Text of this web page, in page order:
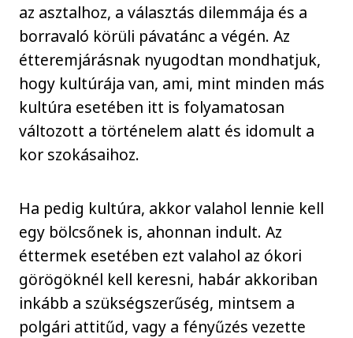
az asztalhoz, a választás dilemmája és a
borravaló körüli pávatánc a végén. Az
étteremjárásnak nyugodtan mondhatjuk,
hogy kultúrája van, ami, mint minden más
kultúra esetében itt is folyamatosan
változott a történelem alatt és idomult a
kor szokásaihoz.
Ha pedig kultúra, akkor valahol lennie kell
egy bölcsőnek is, ahonnan indult. Az
éttermek esetében ezt valahol az ókori
görögöknél kell keresni, habár akkoriban
inkább a szükségszerűség, mintsem a
polgári attitűd, vagy a fényűzés vezette